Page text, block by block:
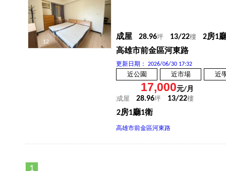
12
成屋 28.96坪 13/22樓
2房1
高雄市前金區河東路
更新日期： 2026/06/30 17:32
近公園 近市場 近
17,000元/月
成屋 28.96坪 13/22樓
2房1廳1衛
高雄市前金區河東路
1